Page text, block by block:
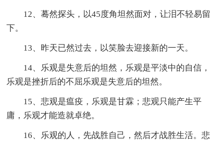
12、蓦然探头，以45度角坦然面对，让泪不轻易留
下。
13、昨天已然过去，以笑脸去迎接新的一天。
14、乐观是失意后的坦然，乐观是平淡中的自信，
乐观是挫折后的不屈乐观是失意后的坦然。
15、悲观是瘟疫，乐观是甘霖；悲观只能产生平
庸，乐观才能造就卓绝。
16、乐观的人，先战胜自己，然后才战胜生活。悲